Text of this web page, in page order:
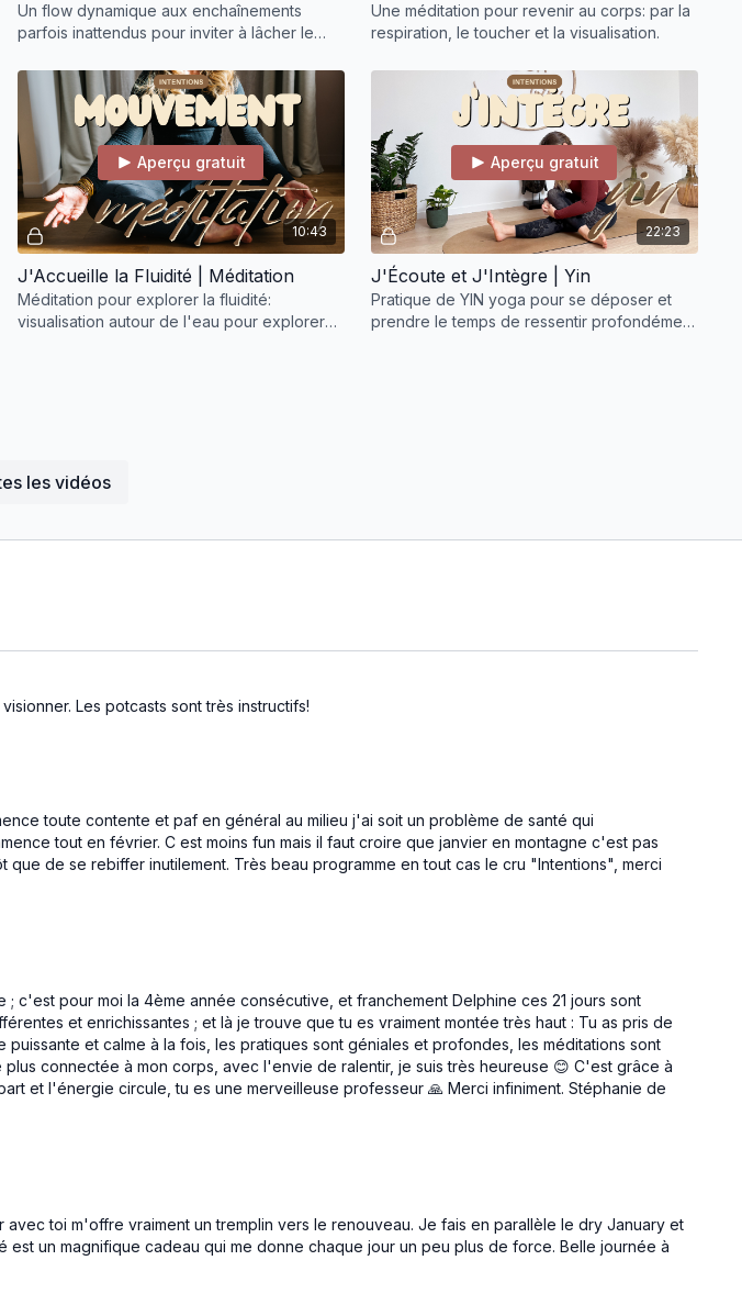
les vidéos
Un flow dynamique aux enchaînements
parfois inattendus pour inviter à lâcher le
corps.
Une méditation pour revenir au corps: par la
respiration, le toucher et la visualisation.
10:43
Aperçu gratuit
J'Accueille la Fluidité | Méditation
Méditation pour explorer la fluidité:
visualisation autour de l'eau pour explorer
22:23
Aperçu gratuit
J'Écoute et J'Intègre | Yin
Pratique de YIN yoga pour se déposer et
prendre le temps de ressentir profondément
22:49
intérieure
11:19
Aperçu gratuit
Pratique de respiration pour aider à
équilibrer le système nerveux en stimulant à
la fois le système nerveux sympathique et
Aperçu gratuit
Pratique de YIN YOGA pour délier le corps
en profondeur et ouvrir l'espace du coeur
en douceur.
Les potcasts sont très instructifs!
toute contente et paf en général au milieu j'ai soit un problème de santé qui
tout en février. C est moins fun mais il faut croire que janvier en montagne c'est pas
de se rebiffer inutilement. Très beau programme en tout cas le cru "Intentions", merci
pour moi la 4ème année consécutive, et franchement Delphine ces 21 jours sont
et enrichissantes ; et là je trouve que tu es vraiment montée très haut : Tu as pris de
et calme à la fois, les pratiques sont géniales et profondes, les méditations sont
connectée à mon corps, avec l'envie de ralentir, je suis très heureuse 😊 C'est grâce à
et l'énergie circule, tu es une merveilleuse professeur 🙏 Merci infiniment. Stéphanie de
toi m'offre vraiment un tremplin vers le renouveau. Je fais en parallèle le dry January et
un magnifique cadeau qui me donne chaque jour un peu plus de force. Belle journée à